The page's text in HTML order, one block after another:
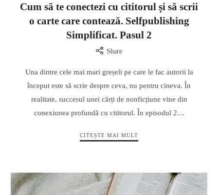
Cum să te conectezi cu cititorul și să scrii
o carte care contează. Selfpublishing
Simplificat. Pasul 2
Share
Una dintre cele mai mari greșeli pe care le fac autorii la
început este să scrie despre ceva, nu pentru cineva. În
realitate, succesul unei cărți de nonficțiune vine din
conexiunea profundă cu cititorul. În episodul 2…
CITEȘTE MAI MULT